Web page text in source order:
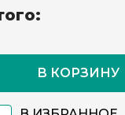
В КОРЗИНУ